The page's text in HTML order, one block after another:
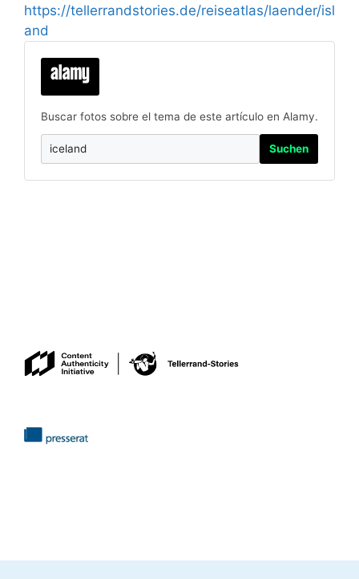
https://tellerrandstories.de/reiseatlas/laender/isl
and
Buscar fotos sobre el tema de este artículo en Alamy.
Suchen